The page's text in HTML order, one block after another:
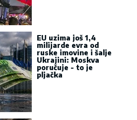
EU uzima još 1,4
milijarde evra od
ruske imovine i šalje
Ukrajini: Moskva
poručuje - to je
pljačka